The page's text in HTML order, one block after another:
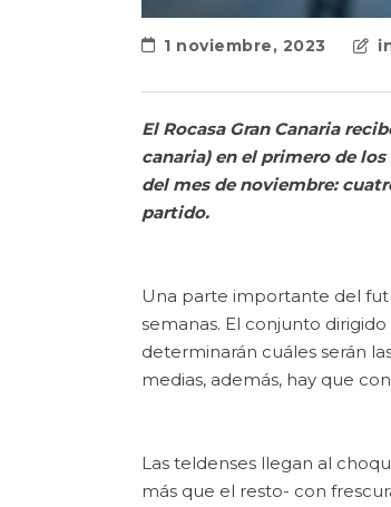
1 noviembre, 2023
El Rocasa Gran Canaria
canaria) en el primero de
del mes de noviembre:
partido.
Una parte importante del
semanas. El conjunto
determinarán cuáles serán
medias, además, hay que
Las teldenses llegan al
más que el resto- con